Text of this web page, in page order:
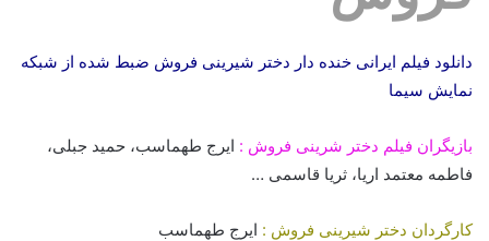
دانلود فیلم ایرانی خنده دار دختر شیرینی فروش ضبط شده از شبکه
نمایش سیما
بازیگران فیلم دختر شرینی فروش : ایرج طهماسب، حمید جبلی،
فاطمه معتمد اریا، ثریا قاسمی …
کارگردان دختر شیرینی فروش : ایرج طهماسب